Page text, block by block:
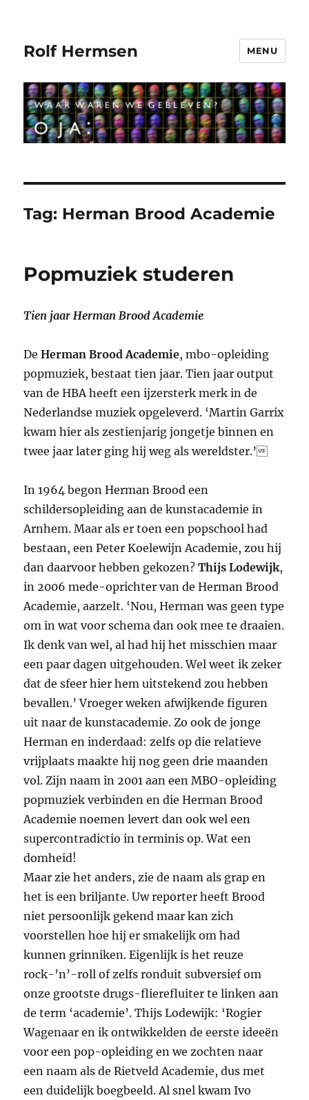
Rolf Hermsen MENU
Tag: Herman Brood Academie
Popmuziek studeren
Tien jaar Herman Brood Academie
DeHerman Brood Academie, mbo-opleiding
popmuziek, bestaat tien jaar. Tien jaar output
van de HBA heeft een ijzersterk merk in de
Nederlandse muziek opgeleverd. ‘Martin Garrix
kwam hier als zestienjarig jongetje binnen en
twee jaar later ging hij weg als wereldster.’
In 1964 begon Herman Brood een
schildersopleiding aan de kunstacademie in
Arnhem. Maar als er toen een popschool had
bestaan, een Peter Koelewijn Academie, zou hij
dan daarvoor hebben gekozen?Thijs Lodewijk,
in 2006 mede-oprichter van de Herman Brood
Academie, aarzelt. ‘Nou, Herman was geen type
om in wat voor schema dan ook mee te draaien.
Ik denk van wel, al had hij het misschien maar
een paar dagen uitgehouden. Wel weet ik zeker
dat de sfeer hier hem uitstekend zou hebben
bevallen.’ Vroeger weken afwijkende figuren
uit naar de kunstacademie. Zo ook de jonge
Herman en inderdaad: zelfs op die relatieve
vrijplaats maakte hij nog geen drie maanden
vol. Zijn naam in 2001 aan een MBO-opleiding
popmuziek verbinden en die Herman Brood
Academie noemen levert dan ook wel een
supercontradictio in terminis op. Wat een
domheid!
Maar zie het anders, zie de naam als grap en
het is een briljante. Uw reporter heeft Brood
niet persoonlijk gekend maar kan zich
voorstellen hoe hij er smakelijk om had
kunnen grinniken. Eigenlijk is het reuze
rock-’n’-roll of zelfs ronduit subversief om
onze grootste drugs-flierefluiter te linken aan
de term ‘academie’. Thijs Lodewijk: ‘Rogier
Wagenaar en ik ontwikkelden de eerste ideeën
voor een pop-opleiding en we zochten naar
een naam als de Rietveld Academie, dus met
een duidelijk boegbeeld. Al snel kwam Ivo